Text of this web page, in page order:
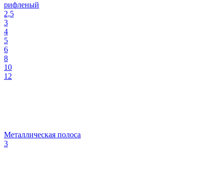
рифленый
2,5
3
4
5
6
8
10
12
Металлическая полоса
3